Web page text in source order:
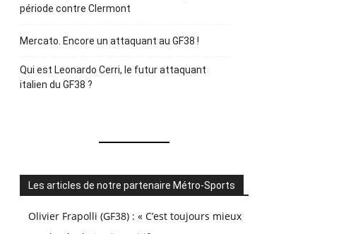
période contre Clermont
Mercato. Encore un attaquant au GF38 !
Qui est Leonardo Cerri, le futur attaquant
italien du GF38 ?
Les articles de notre partenaire Métro-Sports
Olivier Frapolli (GF38) : « C’est toujours mieux